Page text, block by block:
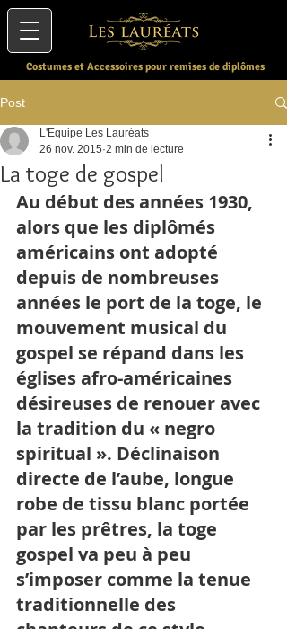
Costumes et Accessoires pour remises de diplômes
Post
La toge de gospel
L'Equipe Les Lauréats
26 nov. 2015 2 min de lecture
Au début des années 1930,
alors que les diplômés
américains ont adopté
depuis de nombreuses
années le port de la toge, le
mouvement musical du
gospel se répand dans les
églises afro-américaines
désireuses de renouer avec
la tradition du « negro
spiritual ». Déclinaison
directe de l’aube, longue
robe de tissu blanc portée
par les prêtres, la toge
gospel va peu à peu
s’imposer comme la tenue
traditionnelle des